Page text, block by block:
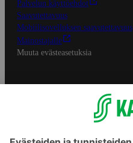
Palvelun käyttöehdot
Saavutettavuus
Mobiilisovelluksen saavutettavuus
Mainostajalle
Muuta evästeasetuksia
S-ryhmän palvelut